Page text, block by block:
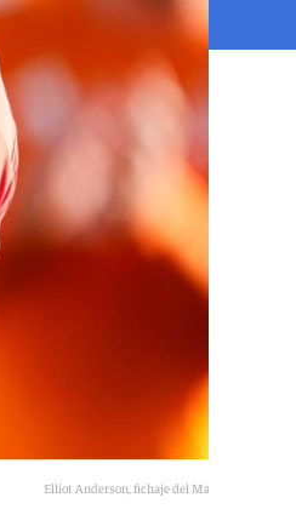
Elliot Anderson, fichaje del Manchester City.